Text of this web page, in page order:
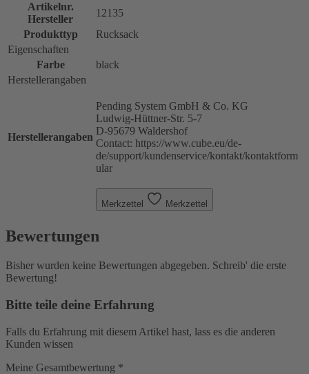
Artikelnr.
Hersteller
12135
Produkttyp
Rucksack
Eigenschaften
Farbe
black
Herstellerangaben
Herstellerangaben
Pending System GmbH & Co. KG
Ludwig-Hüttner-Str. 5-7
D-95679 Waldershof
Contact: https://www.cube.eu/de-
de/support/kundenservice/kontakt/kontaktform
ular
Merkzettel Merkzettel
Bewertungen
Bisher wurden keine Bewertungen abgegeben. Schreib' die erste
Bewertung!
Bitte teile deine Erfahrung
Falls du Erfahrung mit diesem Artikel hast, lass es die anderen
Kunden wissen
Meine Gesamtbewertung *